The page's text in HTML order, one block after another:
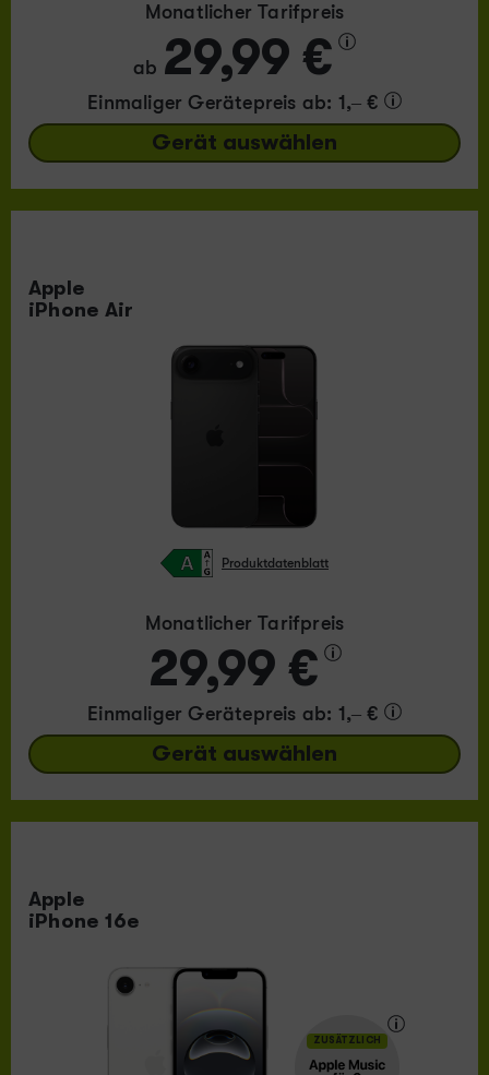
Monatlicher Tarifpreis
ab 29,99 €
Einmaliger Gerätepreis ab: 1,– €
Gerät auswählen
Apple
iPhone Air
Produktdatenblatt
Monatlicher Tarifpreis
29,99 €
Einmaliger Gerätepreis ab: 1,– €
Gerät auswählen
Apple
iPhone 16e
ZUSÄTZLICH